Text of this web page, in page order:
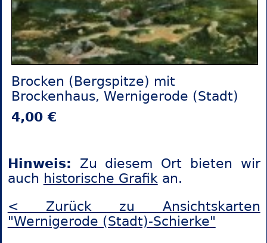
Brocken (Bergspitze) mit
Brockenhaus, Wernigerode (Stadt)
4,00 €
Hinweis: Zu diesem Ort bieten wir
auch historische Grafikan.
< Zurück zu Ansichtskarten
"Wernigerode (Stadt)-Schierke"